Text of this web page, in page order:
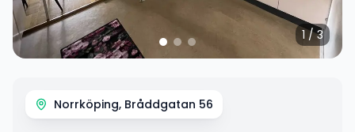
1/3
Norrköping, Bråddgatan 56